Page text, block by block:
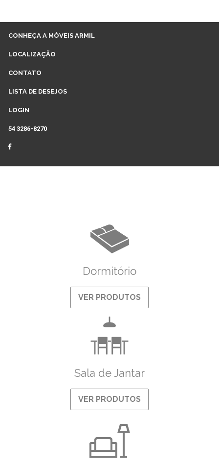
CONHEÇA A MÓVEIS ARMIL
LOCALIZAÇÃO
CONTATO
LISTA DE DESEJOS
LOGIN
54 3286-8270
Dormitório
VER PRODUTOS
Sala de Jantar
VER PRODUTOS